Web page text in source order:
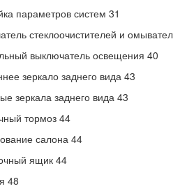
параметров систем 31
стеклоочистителей и
выключатель освещения 40
зеркало заднего вида 43
зеркала заднего вида 43
тормоз 44
салона 44
ящик 44
48